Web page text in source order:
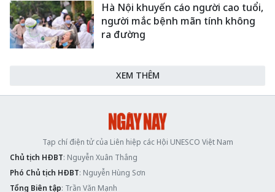
Hà Nội khuyến cáo người cao tuổi,
người mắc bệnh mãn tính không
ra đường
XEM THÊM
Tạp chí điện tử của Liên hiệp các Hội UNESCO Việt Nam
Chủ tịch HĐBT: Nguyễn Xuân Thắng
Phó Chủ tịch HĐBT: Nguyễn Hùng Sơn
Tổng Biên tập: Trần Văn Mạnh